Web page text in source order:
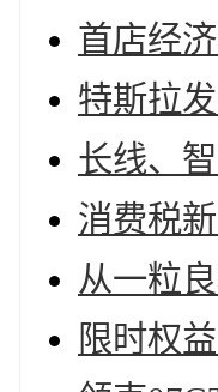
首店经
特斯拉
长线、
消费税
从一粒
限时权